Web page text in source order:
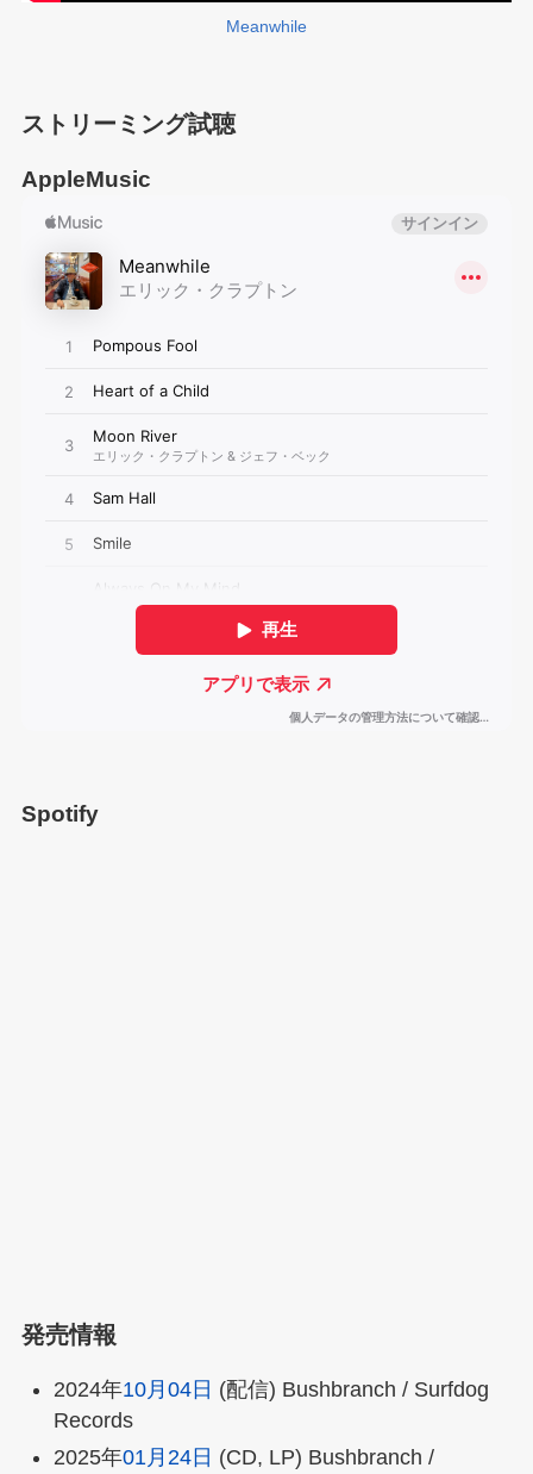
Meanwhile
ストリーミング試聴
AppleMusic
Spotify
発売情報
2024年10月04日 (配信) Bushbranch / Surfdog
Records
2025年01月24日 (CD, LP) Bushbranch /